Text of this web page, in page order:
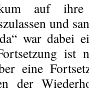
auf
und
war dabei
ist
eine
der